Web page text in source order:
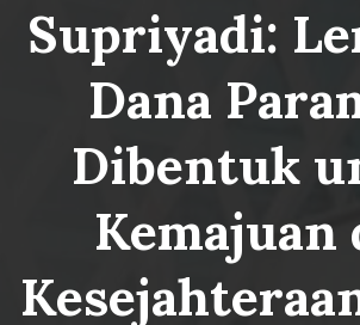
Supriyadi:
Dana
Dibentuk
Kemajuan